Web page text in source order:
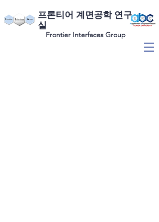
​프론티어 계면공학 연구
실
Frontier Interfaces Group